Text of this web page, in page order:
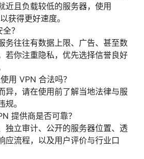
近且负载较低的服务器，使用
获得更好速度。
？
务往往有数据上限、广告、甚至数
若你注重隐私，优先选择信誉良好
用 VPN 合法吗？
异，请在使用前了解当地法律与服
。
提供商是否可靠？
独立审计、公开的服务器位置、透
应流程，以及用户评价与行业口